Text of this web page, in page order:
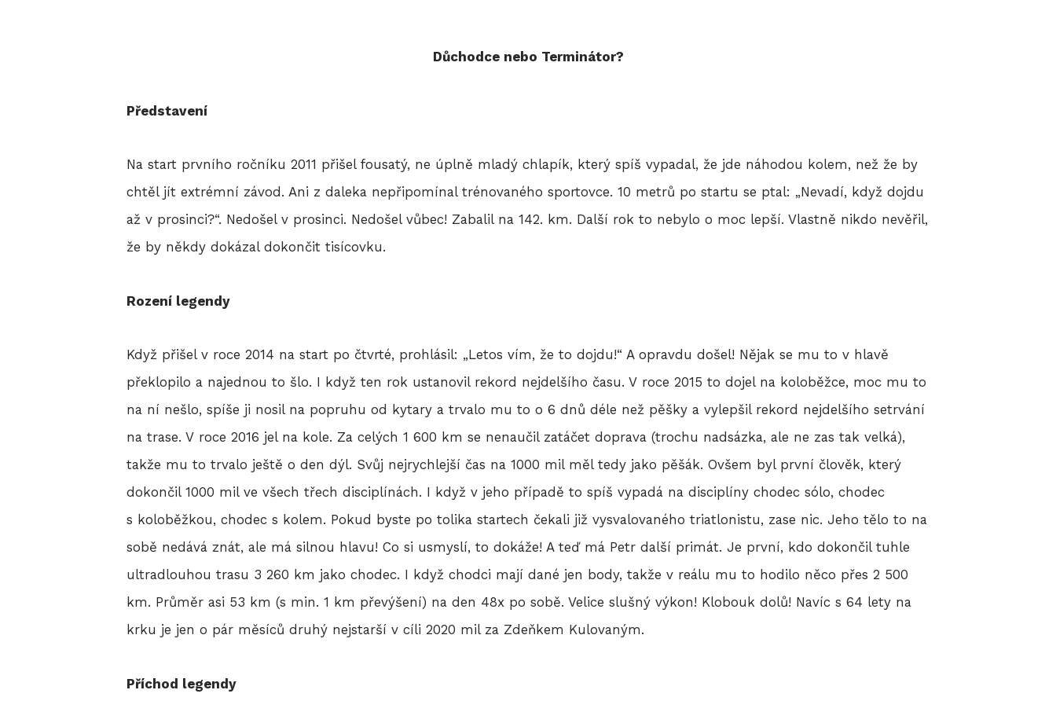
Důchodce nebo Terminátor?
Představení
Na start prvního ročníku 2011 přišel fousatý, ne úplně mladý chlapík, který spíš vypadal, že jde náhodou kolem, než že by
chtěl jít extrémní závod. Ani z daleka nepřipomínal trénovaného sportovce. 10 metrů po startu se ptal: „Nevadí, když dojdu
až v prosinci?“. Nedošel v prosinci. Nedošel vůbec! Zabalil na 142. km. Další rok to nebylo o moc lepší. Vlastně nikdo nevěřil,
že by někdy dokázal dokončit tisícovku.
Rození legendy
Když přišel v roce 2014 na start po čtvrté, prohlásil: „Letos vím, že to dojdu!“ A opravdu došel! Nějak se mu to v hlavě
překlopilo a najednou to šlo. I když ten rok ustanovil rekord nejdelšího času. V roce 2015 to dojel na koloběžce, moc mu to
na ní nešlo, spíše ji nosil na popruhu od kytary a trvalo mu to o 6 dnů déle než pěšky a vylepšil rekord nejdelšího setrvání
na trase. V roce 2016 jel na kole. Za celých 1 600 km se nenaučil zatáčet doprava (trochu nadsázka, ale ne zas tak velká),
takže mu to trvalo ještě o den dýl. Svůj nejrychlejší čas na 1000 mil měl tedy jako pěšák. Ovšem byl první člověk, který
dokončil 1000 mil ve všech třech disciplínách. I když v jeho případě to spíš vypadá na disciplíny chodec sólo, chodec
s koloběžkou, chodec s kolem. Pokud byste po tolika startech čekali již vysvalovaného triatlonistu, zase nic. Jeho tělo to na
sobě nedává znát, ale má silnou hlavu! Co si usmyslí, to dokáže! A teď má Petr další primát. Je první, kdo dokončil tuhle
ultradlouhou trasu 3 260 km jako chodec. I když chodci mají dané jen body, takže v reálu mu to hodilo něco přes 2 500
km. Průměr asi 53 km (s min. 1 km převýšení) na den 48x po sobě. Velice slušný výkon! Klobouk dolů! Navíc s 64 lety na
krku je jen o pár měsíců druhý nejstarší v cíli 2020 mil za Zdeňkem Kulovaným.
Příchod legendy